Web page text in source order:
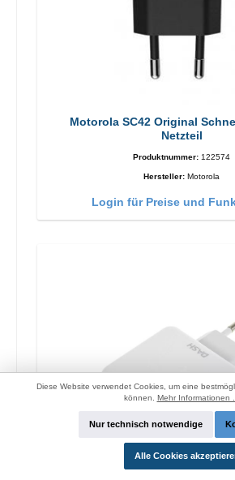
Motorola SC42 Original Schnellladegerät
Netzteil
Produktnummer: 122574
Hersteller: Motorola
Login für Preise und
Diese Website verwendet Cookies, um eine
können. Mehr Informationen ...
Nur technisch notwendige
Alle Cookies